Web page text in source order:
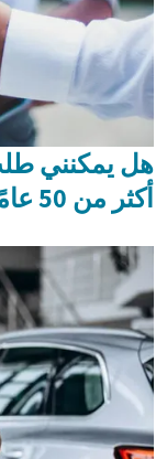
هل يمكنني
أكثر من 50 عامًا؟